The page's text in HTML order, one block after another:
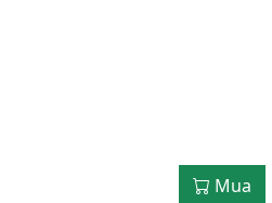
Mua